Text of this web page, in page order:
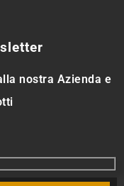
nostra Azienda e